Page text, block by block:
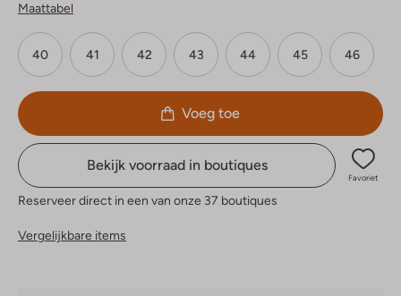
Maattabel
40 41 42 43 44 45 46
Voeg toe
Bekijk voorraad in boutiques
Favoriet
Reserveer direct in een van onze 37 boutiques
Vergelijkbare items